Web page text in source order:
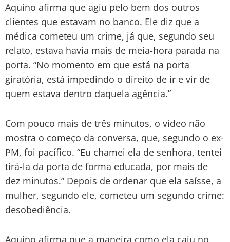
Aquino afirma que agiu pelo bem dos outros
clientes que estavam no banco. Ele diz que a
médica cometeu um crime, já que, segundo seu
relato, estava havia mais de meia-hora parada na
porta. “No momento em que está na porta
giratória, está impedindo o direito de ir e vir de
quem estava dentro daquela agência.”
Com pouco mais de três minutos, o vídeo não
mostra o começo da conversa, que, segundo o ex-
PM, foi pacífico. “Eu chamei ela de senhora, tentei
tirá-la da porta de forma educada, por mais de
dez minutos.” Depois de ordenar que ela saísse, a
mulher, segundo ele, cometeu um segundo crime:
desobediência.
Aquino afirma que a maneira como ela caiu no